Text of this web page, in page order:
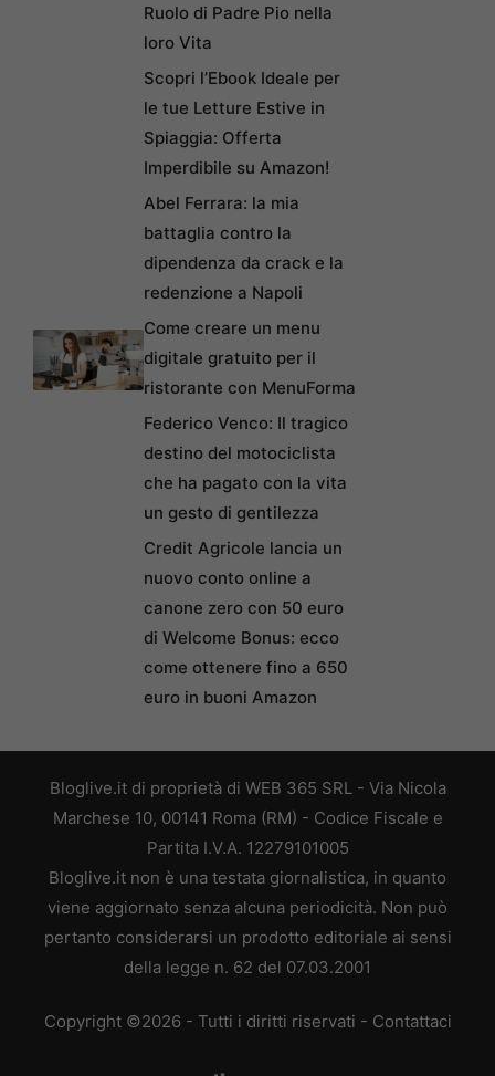
Ruolo di Padre Pio nella
loro Vita
Scopri l’Ebook Ideale per
le tue Letture Estive in
Spiaggia: Offerta
Imperdibile su Amazon!
Abel Ferrara: la mia
battaglia contro la
dipendenza da crack e la
redenzione a Napoli
Come creare un menu
digitale gratuito per il
ristorante con MenuForma
Federico Venco: Il tragico
destino del motociclista
che ha pagato con la vita
un gesto di gentilezza
Credit Agricole lancia un
nuovo conto online a
canone zero con 50 euro
di Welcome Bonus: ecco
come ottenere fino a 650
euro in buoni Amazon
Bloglive.it di proprietà di WEB 365 SRL - Via Nicola
Marchese 10, 00141 Roma (RM) - Codice Fiscale e
Partita I.V.A. 12279101005
Bloglive.it non è una testata giornalistica, in quanto
viene aggiornato senza alcuna periodicità. Non può
pertanto considerarsi un prodotto editoriale ai sensi
della legge n. 62 del 07.03.2001
Copyright ©2026 - Tutti i diritti riservati - Contattaci